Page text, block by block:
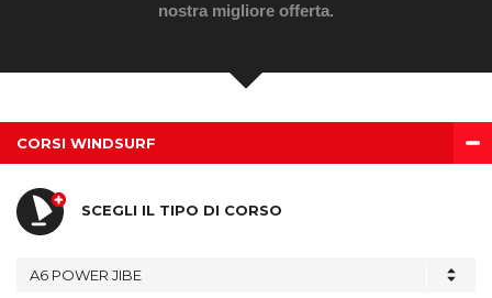
WEBCAM
nostra migliore offerta.
CORSI WINDSURF
SCEGLI IL TIPO DI CORSO
A6 POWER JIBE